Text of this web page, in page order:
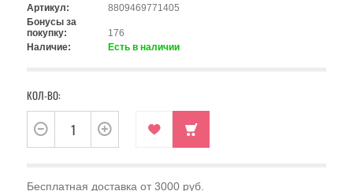
Артикул:
8809469771405
Бонусы за
покупку:
176
Наличие:
Есть в наличии
КОЛ-ВО:
Бесплатная доставка от 3000 руб.